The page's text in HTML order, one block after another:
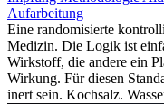
Aufarbeitung
Eine randomisierte
Medizin. Die Logik ist
Wirkstoff, die andere ein
Wirkung. Für diesen
inert sein. Kochsalz.